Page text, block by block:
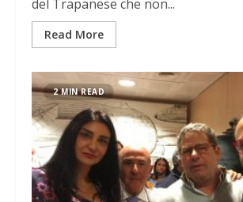
del Trapanese che non...
Read More
2 MIN READ